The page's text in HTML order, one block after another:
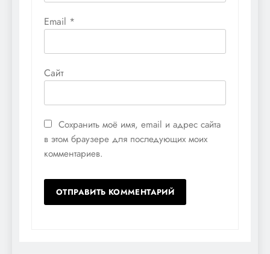
Email *
Сайт
Сохранить моё имя, email и адрес сайта
в этом браузере для последующих моих
комментариев.